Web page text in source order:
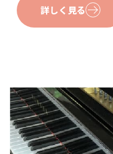
詳しく見る